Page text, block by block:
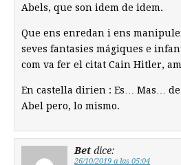
Abels, que son idem de idem.
Que ens enredan i ens
seves fantasies mágiques e
com va fer el citat Cain Hitler,
En castella dirien : Es… Mas… de
Abel pero, lo mismo.
Bet dice:
26/10/2019 a las 05:04